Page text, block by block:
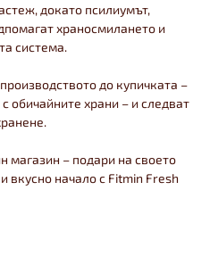
докато псилиумът,
храносмилането и
система.
до купичката –
обичайните храни – и следват
магазин – подари на своето
вкусно начало с Fitmin Fresh